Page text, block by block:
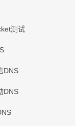
测试
DNS
DNS